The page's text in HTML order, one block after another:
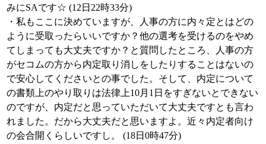
みにSAです☆ (12日22時33分)
・私もここに決めていますが、人事の方に内々定とはどの
ように受取ったらいいですか？他の選考を受けるのをやめ
てしまっても大丈夫ですか？と質問したところ、人事の方
がセコムの方から内定取り消しをしたりすることはないの
で安心してくださいとの事でした。そして、内定について
の書類上のやり取りは法律上10月1日をすぎないとできない
のですが、内定だと思っていただいて大丈夫ですとも言わ
れました。だから大丈夫だと思いますよ。近々内定者向け
の会合開くらしいですし。 (18日0時47分)